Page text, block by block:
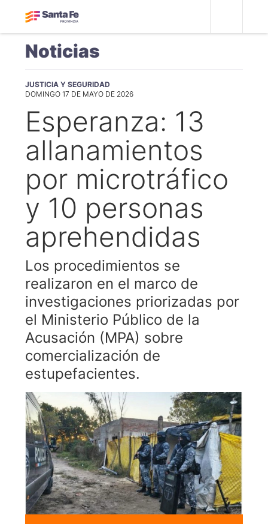
Noticias
JUSTICIA Y SEGURIDAD
DOMINGO 17 DE MAYO DE 2026
Esperanza: 13
allanamientos
por microtráfico
y 10 personas
aprehendidas
Los procedimientos se
realizaron en el marco de
investigaciones priorizadas por
el Ministerio Público de la
Acusación (MPA) sobre
comercialización de
estupefacientes.